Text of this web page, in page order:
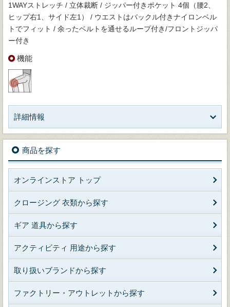
1WAYストレッチ / 立体裁断 / ジッパー付きポケット 4個（腰2、
ヒップ右1、サイド左1） / ウエストはバックル付きナイロンベル
トでフィット / 余ったベルトを通せるループ付き/フロントジッパ
ー付き
機能
詳細情報
商品を探す
オンラインストア トップ
クロージング 衣類から探す
ギア 道具から探す
アクティビティ 用途から探す
取り扱いブランドから探す
ファクトリー・アウトレットから探す